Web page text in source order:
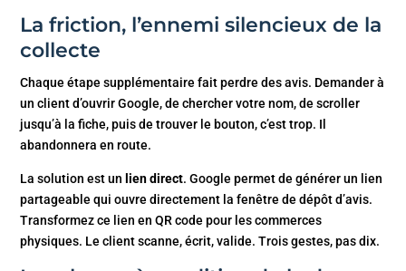
La friction, l’ennemi silencieux de la
collecte
Chaque étape supplémentaire fait perdre des avis. Demander à
un client d’ouvrir Google, de chercher votre nom, de scroller
jusqu’à la fiche, puis de trouver le bouton, c’est trop. Il
abandonnera en route.
La solution est un lien direct. Google permet de générer un lien
partageable qui ouvre directement la fenêtre de dépôt d’avis.
Transformez ce lien en QR code pour les commerces
physiques. Le client scanne, écrit, valide. Trois gestes, pas dix.